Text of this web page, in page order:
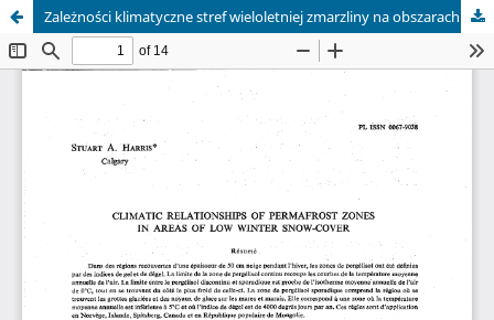
Zależności klimatyczne stref wieloletniej zmarzliny na obszarach o niewielkiej zimowej pokrywie śnieżnej